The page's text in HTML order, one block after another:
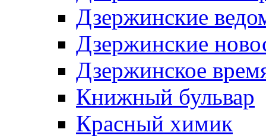
Дзержинские
Дзержинские
Дзержинское
Книжный бульвар
Красный химик